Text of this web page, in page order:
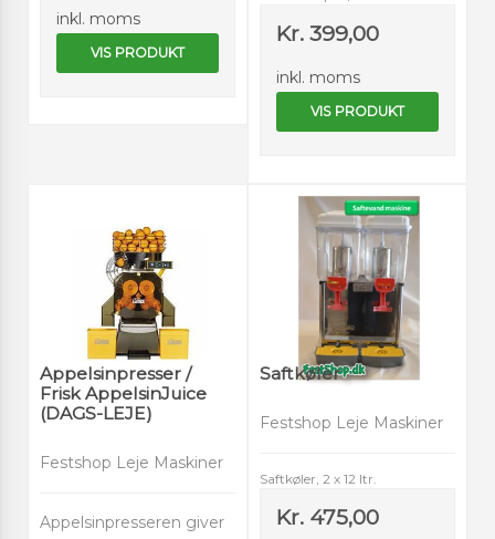
inkl. moms
VIS PRODUKT
Kr. 399,00
inkl. moms
VIS PRODUKT
Appelsinpresser /
Frisk AppelsinJuice
(DAGS-LEJE)
Festshop Leje Maskiner
Appelsinpresseren giver
Saftkøler
Festshop Leje Maskiner
Saftkøler, 2 x 12 ltr.
Kr. 475,00